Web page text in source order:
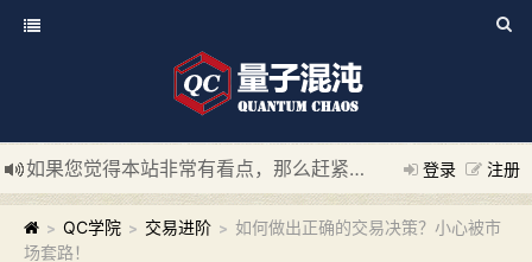
登录 注册
如果您觉得本站非常有看点，那么赶紧使用Ctrl+D 收藏我们吧
新添加量子混沌系统板块，欢迎大家访问！
---“量子混沌系
> QC学院 > 交易进阶 > 如何做出正确的交易决策？小心被市
场套路！